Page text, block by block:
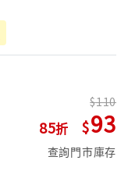
85
110
93
查詢門市庫存